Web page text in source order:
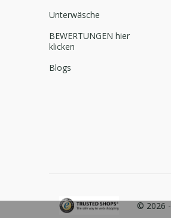
Unterwäsche
BEWERTUNGEN hier
klicken
Blogs
© 2026 -